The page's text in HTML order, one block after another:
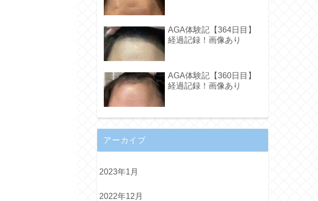
AGA体験記【364日目】
経過記録！画像あり
AGA体験記【360日目】
経過記録！画像あり
アーカイブ
2023年1月
2022年12月